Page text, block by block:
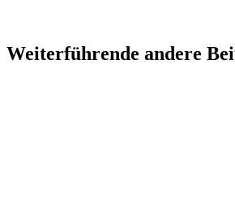
Weiterführende andere